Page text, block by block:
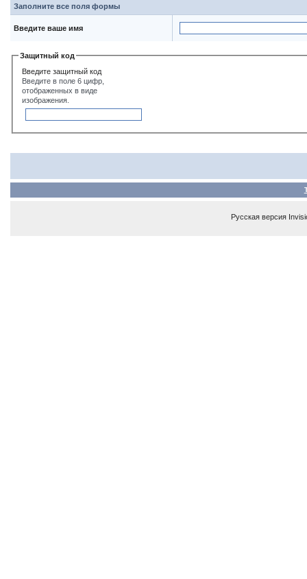
Заполните все поля формы
Введите ваше имя
Защитный код
Введите защитный код
Введите в поле 6 цифр,
отображенных в виде
изображения.
Русская версия